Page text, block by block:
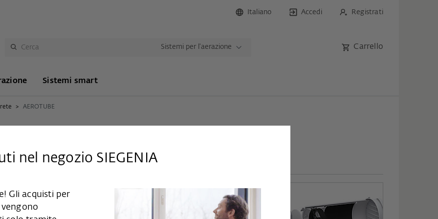
Italiano Accedi Registrati
Sistemi per l'aerazione Carrello
Sistemi smart
AEROTUBE
nel negozio SIEGENIA
Gli acquisti per